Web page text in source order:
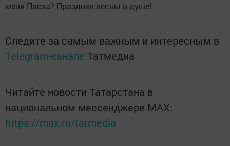
меня Пасха? Праздник весны в душе!
Следите за самым важным и интересным в
Telegram-канале Татмедиа
Читайте новости Татарстана в
национальном мессенджере MАХ:
https://max.ru/tatmedia